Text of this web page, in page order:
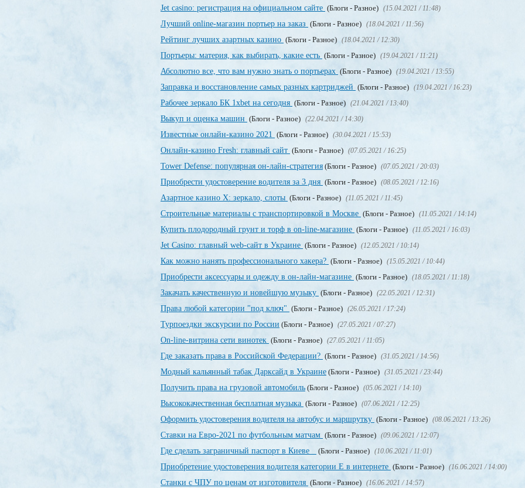
Jet casino: регистрация на официальном сайте (Блоги - Разное) (15.04.2021 / 11:48)
Лучший online-магазин портьер на заказ (Блоги - Разное) (18.04.2021 / 11:56)
Рейтинг лучших азартных казино (Блоги - Разное) (18.04.2021 / 12:30)
Портьеры: материя, как выбирать, какие есть (Блоги - Разное) (19.04.2021 / 11:21)
Абсолютно все, что вам нужно знать о портьерах (Блоги - Разное) (19.04.2021 / 13:55)
Заправка и восстановление самых разных картриджей (Блоги - Разное) (19.04.2021 / 16:23)
Рабочее зеркало БК 1xbet на сегодня (Блоги - Разное) (21.04.2021 / 13:40)
Выкуп и оценка машин (Блоги - Разное) (22.04.2021 / 14:30)
Известные онлайн-казино 2021 (Блоги - Разное) (30.04.2021 / 15:53)
Онлайн-казино Fresh: главный сайт (Блоги - Разное) (07.05.2021 / 16:25)
Tower Defense: популярная он-лайн-стратегия (Блоги - Разное) (07.05.2021 / 20:03)
Приобрести удостоверение водителя за 3 дня (Блоги - Разное) (08.05.2021 / 12:16)
Азартное казино X: зеркало, слоты (Блоги - Разное) (11.05.2021 / 11:45)
Строительные материалы с транспортировкой в Москве (Блоги - Разное) (11.05.2021 / 14:14)
Купить плодородный грунт и торф в on-line-магазине (Блоги - Разное) (11.05.2021 / 16:03)
Jet Сasino: главный web-сайт в Украине (Блоги - Разное) (12.05.2021 / 10:14)
Как можно нанять профессионального хакера? (Блоги - Разное) (15.05.2021 / 10:44)
Приобрести аксессуары и одежду в он-лайн-магазине (Блоги - Разное) (18.05.2021 / 11:18)
Закачать качественную и новейшую музыку (Блоги - Разное) (22.05.2021 / 12:31)
Права любой категории "под ключ" (Блоги - Разное) (26.05.2021 / 17:24)
Турпоездки экскурсии по России (Блоги - Разное) (27.05.2021 / 07:27)
On-line-витрина сети винотек (Блоги - Разное) (27.05.2021 / 11:05)
Где заказать права в Российской Федерации? (Блоги - Разное) (31.05.2021 / 14:56)
Модный кальянный табак Дарксайд в Украине (Блоги - Разное) (31.05.2021 / 23:44)
Получить права на грузовой автомобиль (Блоги - Разное) (05.06.2021 / 14:10)
Высококачественная бесплатная музыка (Блоги - Разное) (07.06.2021 / 12:25)
Оформить удостоверения водителя на автобус и маршрутку (Блоги - Разное) (08.06.2021 / 13:26)
Ставки на Евро-2021 по футбольным матчам (Блоги - Разное) (09.06.2021 / 12:07)
Где сделать заграничный паспорт в Киеве (Блоги - Разное) (10.06.2021 / 11:01)
Приобретение удостоверения водителя категории Е в интернете (Блоги - Разное) (16.06.2021 / 14:00)
Станки с ЧПУ по ценам от изготовителя (Блоги - Разное) (16.06.2021 / 14:57)